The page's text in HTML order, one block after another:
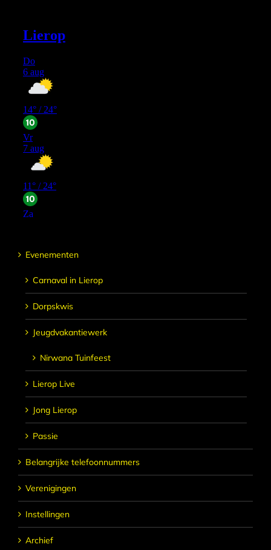
Evenementen
Carnaval in Lierop
Dorpskwis
Jeugdvakantiewerk
Nirwana Tuinfeest
Lierop Live
Jong Lierop
Passie
Belangrijke telefoonnummers
Verenigingen
Instellingen
Archief